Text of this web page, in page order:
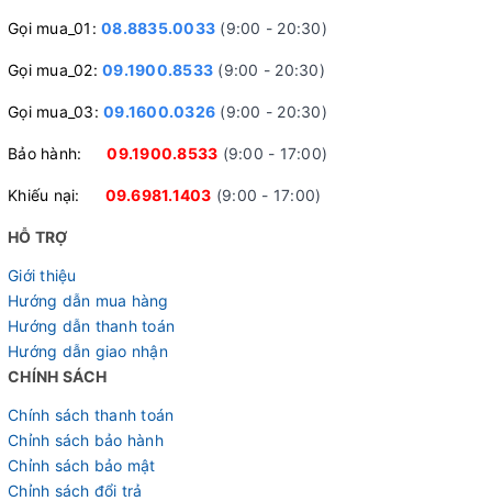
Gọi mua_01: 08.8835.0033 (9:00 - 20:30)
Gọi mua_02: 09.1900.8533 (9:00 - 20:30)
Gọi mua_03: 09.1600.0326 (9:00 - 20:30)
Bảo hành:09.1900.8533 (9:00 - 17:00)
Khiếu nại: 09.6981.1403 (9:00 - 17:00)
HỖ TRỢ
Giới thiệu
Hướng dẫn mua hàng
Hướng dẫn thanh toán
Hướng dẫn giao nhận
CHÍNH SÁCH
Chính sách thanh toán
Chỉnh sách bảo hành
Chỉnh sách bảo mật
Chỉnh sách đổi trả